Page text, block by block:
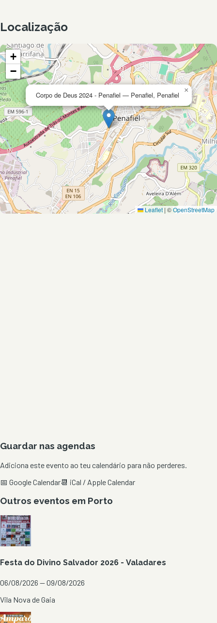
Localização
Corpo de Deus 2024 - Penafiel — Penafiel, Penafiel
×
+
−
Leaflet | ©OpenStreetMap
Guardar nas agendas
Adiciona este evento ao teu calendário para não perderes.
📅 Google Calendar📆 iCal / Apple Calendar
Outros eventos em Porto
Festa do Divino Salvador 2026 - Valadares
06/08/2026 — 09/08/2026
Vila Nova de Gaia